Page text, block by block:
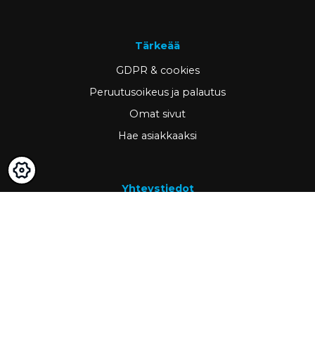
Tärkeää
GDPR & cookies
Peruutusoikeus ja palautus
Omat sivut
Hae asiakkaaksi
Yhteystiedot